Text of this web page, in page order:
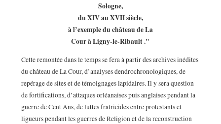
Sologne,
du XIV au XVII siècle,
à l’exemple du château de La
Cour à Ligny-le-Ribault ."
Cette remontée dans le temps se fera à partir des archives inédites
du château de La Cour, d’analyses dendrochronologiques, de
repérage de sites et de témoignages lapidaires. Il y sera question
de fortifications, d’attaques orléanaises puis anglaises pendant la
guerre de Cent Ans, de luttes fratricides entre protestants et
ligueurs pendant les guerres de Religion et de la reconstruction